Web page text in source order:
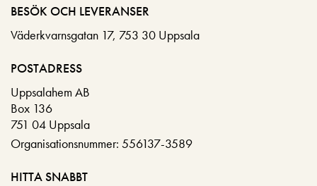
BESÖK OCH LEVERANSER
Väderkvarnsgatan 17, 753 30 Uppsala
POSTADRESS
Uppsalahem AB
Box 136
751 04 Uppsala
Organisationsnummer: 556137-3589
HITTA SNABBT